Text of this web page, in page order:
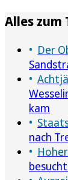
Alles zum
Der
kam
nach